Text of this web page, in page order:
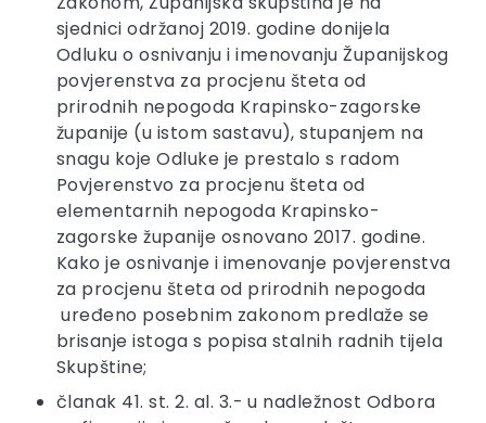
sjednici održanoj 2019. godine donijela
Odluku o osnivanju i imenovanju Županijskog
povjerenstva za procjenu šteta od
prirodnih nepogoda Krapinsko-zagorske
županije (u istom sastavu), stupanjem na
snagu koje Odluke je prestalo s radom
Povjerenstvo za procjenu šteta od
elementarnih nepogoda Krapinsko-
zagorske županije osnovano 2017. godine.
Kako je osnivanje i imenovanje povjerenstva
za procjenu šteta od prirodnih nepogoda
uređeno posebnim zakonom predlaže se
brisanje istoga s popisa stalnih radnih tijela
Skupštine;
članak 41. st. 2. al. 3.- u nadležnost Odbora